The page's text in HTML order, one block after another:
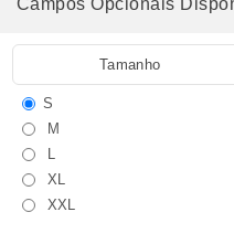
Campos Opcionais
Tamanho
S
M
L
XL
XXL